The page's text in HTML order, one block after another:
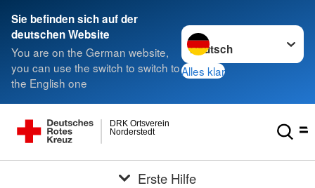
Sie befinden sich auf der
deutschen Website
You are on the German website,
you can use the switch to switch to
the English one
Sprache wechseln zu
Alles klar
Norderstedt
DRK Ortsverein
Erste Hilfe